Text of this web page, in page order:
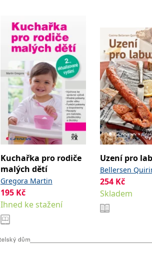
Kuchařka pro rodiče
malých dětí
Gregora Martin
195 Kč
Ihned ke stažení
Uzení pro
Bellersen
254 Kč
Skladem